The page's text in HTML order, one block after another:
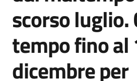
scorso luglio.
tempo fino al
dicembre per